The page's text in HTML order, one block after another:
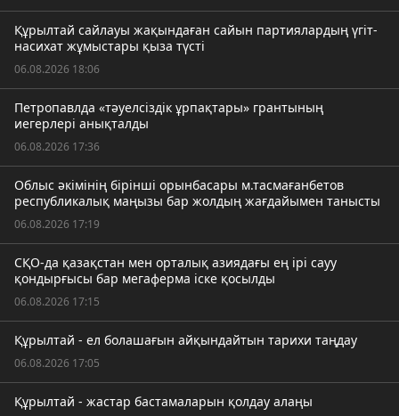
Құрылтай сайлауы жақындаған сайын партиялардың үгіт-
насихат жұмыстары қыза түсті
06.08.2026 18:06
Петропавлда «тәуелсіздік ұрпақтары» грантының
иегерлері анықталды
06.08.2026 17:36
Облыс әкімінің бірінші орынбасары м.тасмағанбетов
республикалық маңызы бар жолдың жағдайымен танысты
06.08.2026 17:19
СҚО-да қазақстан мен орталық азиядағы ең ірі сауу
қондырғысы бар мегаферма іске қосылды
06.08.2026 17:15
Құрылтай - ел болашағын айқындайтын тарихи таңдау
06.08.2026 17:05
Құрылтай - жастар бастамаларын қолдау алаңы